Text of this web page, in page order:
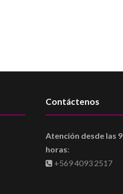
Contáctenos
Atención desde las
horas:
+569 4093 2517